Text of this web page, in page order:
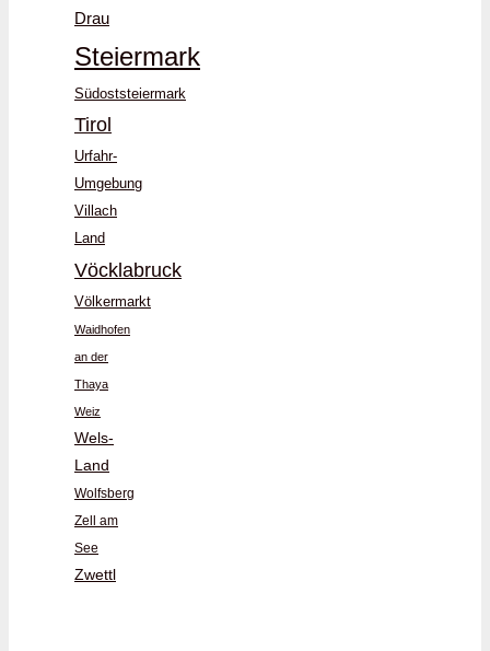
Drau
Steiermark
Südoststeiermark
Tirol
Urfahr-
Umgebung
Villach
Land
Vöcklabruck
Völkermarkt
Waidhofen
an der
Thaya
Weiz
Wels-
Land
Wolfsberg
Zell am
See
Zwettl